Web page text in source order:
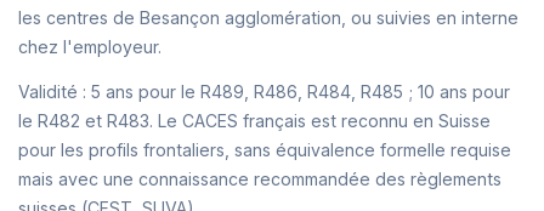
les centres de Besançon agglomération, ou suivies en interne
chez l'employeur.
Validité : 5 ans pour le R489, R486, R484, R485 ; 10 ans pour
le R482 et R483. Le CACES français est reconnu en Suisse
pour les profils frontaliers, sans équivalence formelle requise
mais avec une connaissance recommandée des règlements